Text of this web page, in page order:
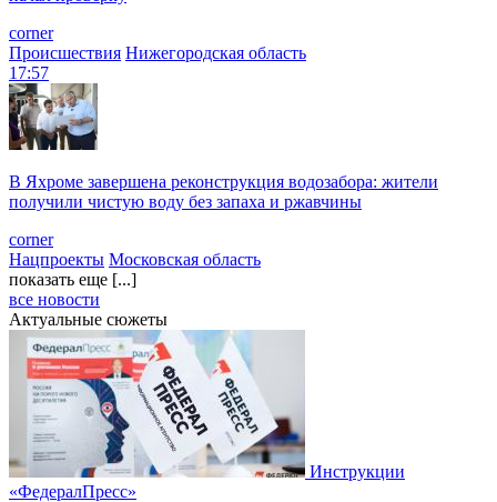
corner
Происшествия Нижегородская область
17:57
В Яхроме завершена реконструкция водозабора: жители
получили чистую воду без запаха и ржавчины
corner
Нацпроекты Московская область
показать еще [...]
все новости
Актуальные сюжеты
Инструкции
«ФедералПресс»